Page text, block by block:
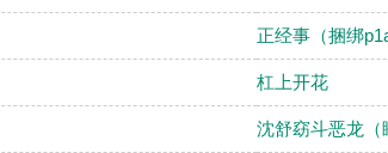
正经事（捆绑
杠上开花
沈舒窈斗恶龙（